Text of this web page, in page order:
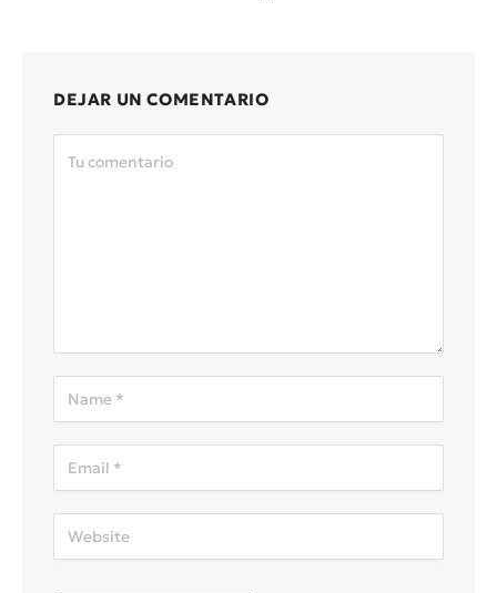
DEJAR UN COMENTARIO